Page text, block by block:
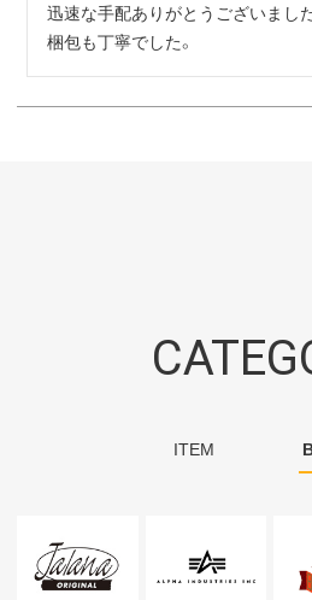
迅速な手配ありがとうございました
梱包も丁寧でした。
ITEM